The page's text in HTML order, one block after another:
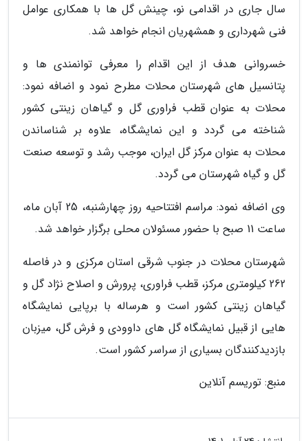
سال جاری در اقدامی نو، چینش گل ها با همکاری عوامل
فنی شهرداری و همشهریان انجام خواهد شد.
خسروانی هدف از این اقدام را معرفی توانمندی ها و
پتانسیل های شهرستان محلات مطرح نمود و اضافه نمود:
محلات به عنوان قطب فراوری گل و گیاهان زینتی کشور
شناخته می گردد و این نمایشگاه، علاوه بر شناساندن
محلات به عنوان مرکز گل ایران، موجب رشد و توسعه صنعت
گل و گیاه شهرستان می گردد.
وی اضافه نمود: مراسم افتتاحیه روز چهارشنبه، 25 آبان ماه،
ساعت 11 صبح با حضور مسئولان محلی برگزار خواهد شد.
شهرستان محلات در جنوب شرقی استان مرکزی و در فاصله
262 کیلومتری مرکز، قطب فراوری، پرورش و اصلاح نژاد گل و
گیاهان زینتی کشور است و هرساله با برپایی نمایشگاه
هایی از قبیل نمایشگاه گل های داوودی و فرش گل، میزبان
بازدیدکنندگان بسیاری از سراسر کشور است.
منبع: توریسم آنلاین